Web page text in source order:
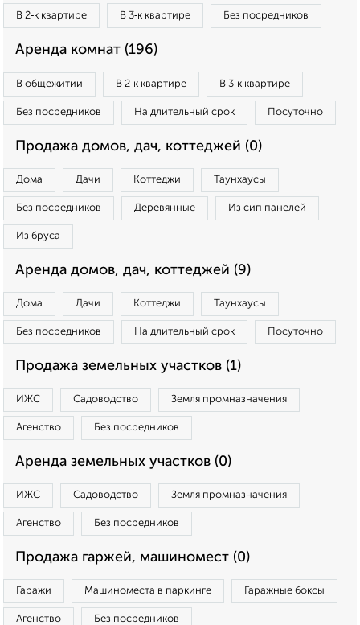
В 2‑к квартире В 3‑к квартире Без посредников
Аренда комнат (196)
В общежитии В 2‑к квартире В 3‑к квартире
Без посредников На длительный срок Посуточно
Продажа домов, дач, коттеджей (0)
Дома Дачи Коттеджи Таунхаусы
Без посредников Деревянные Из сип панелей
Из бруса
Аренда домов, дач, коттеджей (9)
Дома Дачи Коттеджи Таунхаусы
Без посредников На длительный срок Посуточно
Продажа земельных участков (1)
ИЖС Садоводство Земля промназначения
Агенство Без посредников
Аренда земельных участков (0)
ИЖС Садоводство Земля промназначения
Агенство Без посредников
Продажа гаржей, машиномест (0)
Гаражи Машиноместа в паркинге Гаражные боксы
Агенство Без посредников